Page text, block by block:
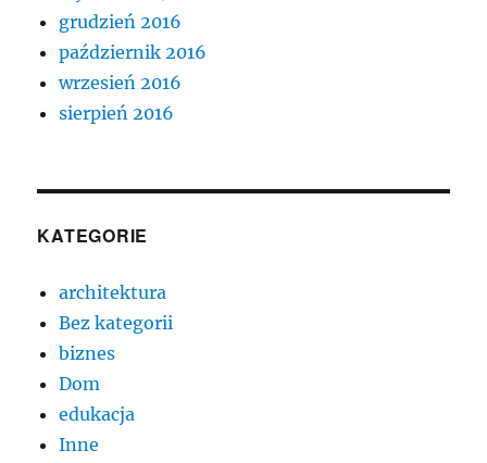
grudzień 2016
październik 2016
wrzesień 2016
sierpień 2016
KATEGORIE
architektura
Bez kategorii
biznes
Dom
edukacja
Inne